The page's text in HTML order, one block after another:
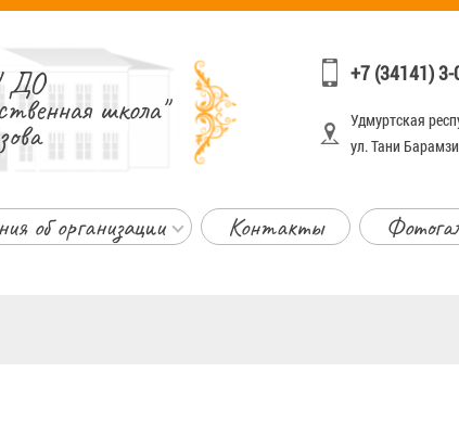
ДО
школа"
+7 (34141)
Удмуртская
ул. Тани
об организации Контакты